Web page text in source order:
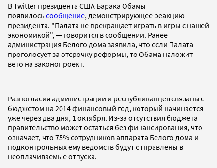
В Twitter президента США Барака Обамы
появилосьсообщение, демонстрирующее реакцию
президента. "Палата не прекращает играть в игры с нашей
экономикой", — говорится в сообщении. Ранее
администрация Белого дома заявила, что если Палата
проголосует за отсрочку реформы, то Обама наложит
вето на законопроект.
Разногласия администрации и республиканцев связаны с
бюджетом на 2014 финансовый год, который начинается
уже через два дня, 1 октября. Из-за отсутствия бюджета
правительство может остаться без финансирования, что
означает, что 75% сотрудников аппарата Белого дома и
подконтрольных ему ведомств будут отправлены в
неоплачиваемые отпуска.